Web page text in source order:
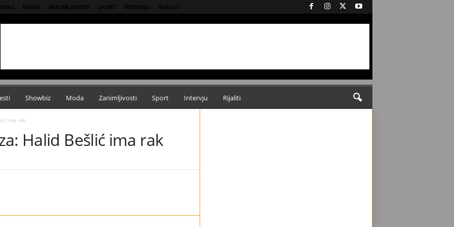
MODA ZANIMLJIVOSTI SPORT INTERVJU RIJALITI
Showbiz Moda Zanimljivosti Sport Intervju Rijaliti
ima rak
Halid Bešlić ima rak